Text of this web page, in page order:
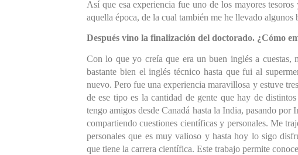
Así que esa experiencia fue uno de los mayores
aquella época, de la cual también me he llevado algunos
Después vino la finalización del doctorado. ¿Cómo
Con lo que yo creía que era un buen inglés a cuestas,
bastante bien el inglés técnico hasta que fui al
nuevo. Pero fue una experiencia maravillosa y estuve
de ese tipo es la cantidad de gente que hay de
tengo amigos desde Canadá hasta la India, pasando
compartiendo cuestiones científicas y personales. Me
personales que es muy valioso y hasta hoy lo sigo
que tiene la carrera científica. Este trabajo permite